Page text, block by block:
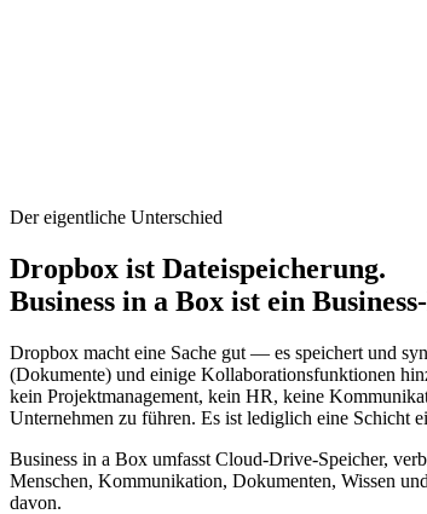
Der eigentliche Unterschied
Dropbox ist Dateispeicherung.
Business in a Box ist ein
Dropbox macht eine Sache gut — es speichert und
(Dokumente) und einige Kollaborationsfunktionen
kein Projektmanagement, kein HR, keine
Unternehmen zu führen. Es ist lediglich eine Schicht
Business in a Box umfasst Cloud-Drive-Speicher,
Menschen, Kommunikation, Dokumenten, Wissen
davon.